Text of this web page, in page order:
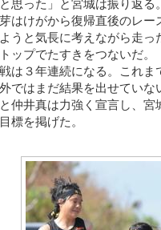
思った」と宮城は振り返る
はけがから復帰直後のレー
ようと気長に考えながら走
ップでたすきをつないだ。
は３年連続になる。これま
ではまだ結果を出せていな
仲井真は力強く宣言し、
標を掲げた。